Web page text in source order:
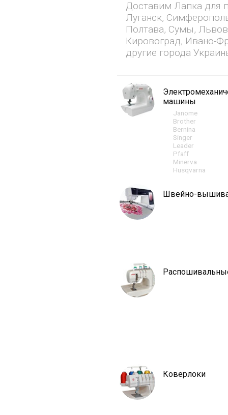
Доставим Лапка для
Луганск,
Полтава, Сумы,
Кировоград, Ивано-
другие города
машины
Janome
Brother
Bernina
Singer
Leader
Pfaff
Minerva
Husqvarna
Швейно-
Коверлоки